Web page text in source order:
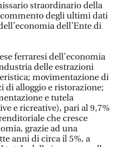
straordinario della
degli ultimi dati
dell’Ente di
ferraresi dell’economia
delle estrazioni
movimentazione di
di alloggio e ristorazione;
e tutela
e ricreative), pari al 9,7%
che cresce
grazie ad una
anni di circa il 5%, a